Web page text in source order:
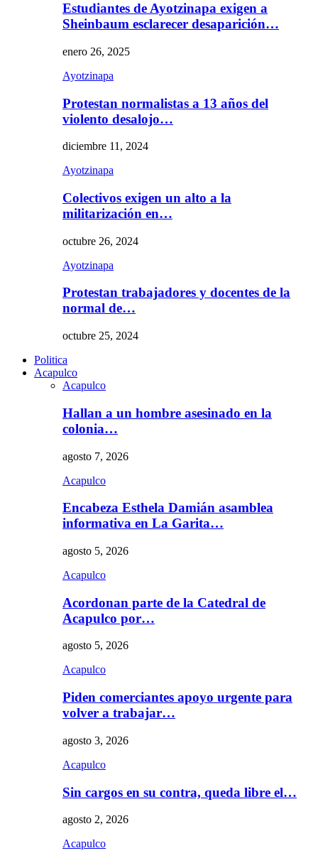
Estudiantes de Ayotzinapa exigen a
Sheinbaum esclarecer desaparición…
enero 26, 2025
Ayotzinapa
Protestan normalistas a 13 años del
violento desalojo…
diciembre 11, 2024
Ayotzinapa
Colectivos exigen un alto a la
militarización en…
octubre 26, 2024
Ayotzinapa
Protestan trabajadores y docentes de la
normal de…
octubre 25, 2024
Politica
Acapulco
Acapulco
Hallan a un hombre asesinado en la
colonia…
agosto 7, 2026
Acapulco
Encabeza Esthela Damián asamblea
informativa en La Garita…
agosto 5, 2026
Acapulco
Acordonan parte de la Catedral de
Acapulco por…
agosto 5, 2026
Acapulco
Piden comerciantes apoyo urgente para
volver a trabajar…
agosto 3, 2026
Acapulco
Sin cargos en su contra, queda libre el…
agosto 2, 2026
Acapulco